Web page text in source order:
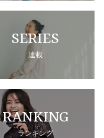
SERIES
連載
RANKING
ランキング